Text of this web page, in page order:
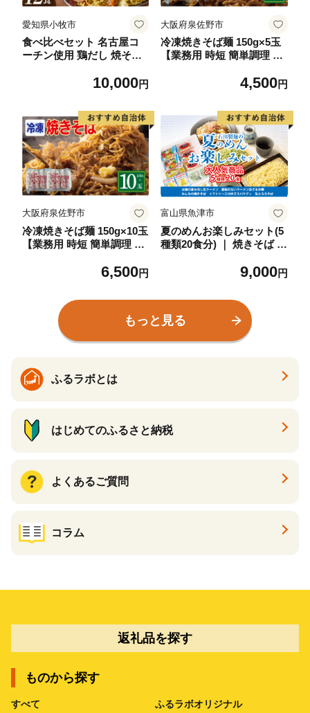
愛知県小牧市
食べ比べセット 名古屋コ
ーチン使用 鶏だし 焼そば
麺 詰め合わせ 冷凍惣菜 ご
セット 家庭用 12食 小牧市
送料無料
10,000円
大阪府泉佐野市
冷凍焼きそば麺 150g×5玉
【業務用 時短 簡単調理 冷
4,500円
大阪府泉佐野市
冷凍焼きそば麺 150g×10玉
【業務用 時短 簡単調理 冷
6,500円
富山県魚津市
夏のめんお楽しみセット(5
種類20食分) ｜ 焼きそば 中
麺類 麺セット 夏 夏休み ラ
冷やし中華 ゆでスパゲテ
ィ 冷し麺 ※北海道・沖
縄・離島への配送不可
9,000円
もっと見る
ふるラボとは
はじめてのふるさと納税
よくあるご質問
コラム
返礼品を探す
ものから探す
すべて ふるラボオリジナル